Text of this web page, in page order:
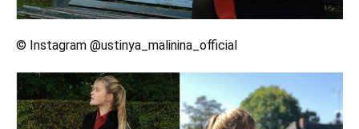
© Instagram @ustinya_malinina_official